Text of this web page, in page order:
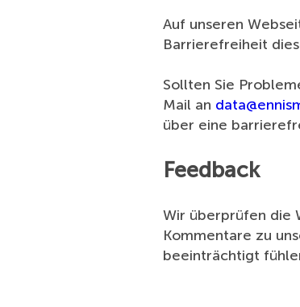
Auf unseren
Barrierefreiheit
Sollten Sie
Mail an
über eine
Feedback
Wir überprüfen die
Kommentare zu
beeinträchtigt